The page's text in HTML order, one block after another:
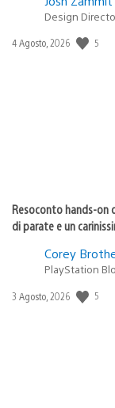
Design
Data
4 Agosto, 2026 5
Resoconto hands-on
di parate e un
Corey
PlayStation
Data
3 Agosto, 2026 5